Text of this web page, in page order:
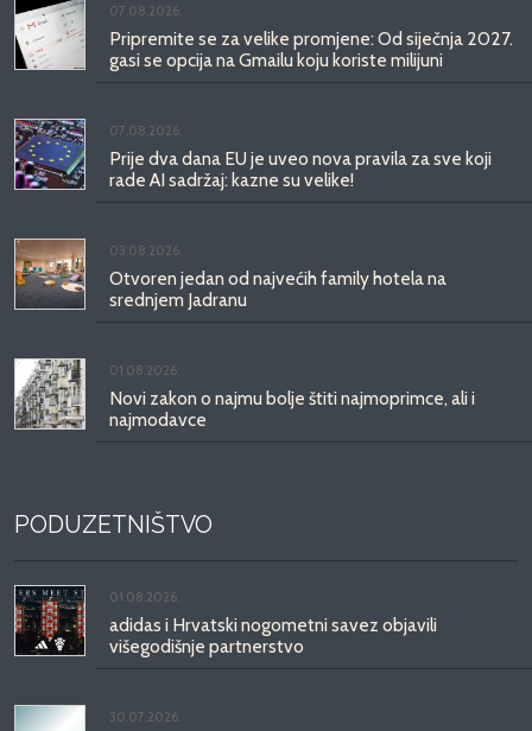
07.08.2026.
Pripremite se za velike promjene: Od siječnja 2027.
gasi se opcija na Gmailu koju koriste milijuni
07.08.2026.
Prije dva dana EU je uveo nova pravila za sve koji
rade AI sadržaj: kazne su velike!
03.08.2026.
Otvoren jedan od najvećih family hotela na
srednjem Jadranu
01.08.2026.
Novi zakon o najmu bolje štiti najmoprimce, ali i
najmodavce
PODUZETNIŠTVO
01.08.2026.
adidas i Hrvatski nogometni savez objavili
višegodišnje partnerstvo
30.07.2026.